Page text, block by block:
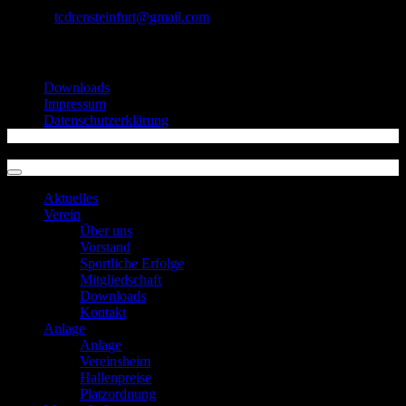
tcdrensteinfurt@gmail.com
Downloads
Impressum
Datenschutzerklärung
Aktuelles
Verein
Über uns
Vorstand
Sportliche Erfolge
Mitgliedschaft
Downloads
Kontakt
Anlage
Anlage
Vereinsheim
Hallenpreise
Platzordnung